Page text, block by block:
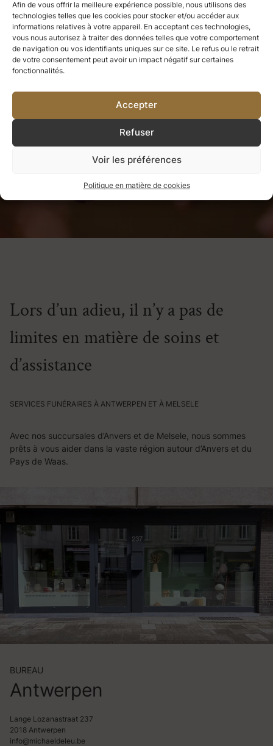
Afin de vous offrir la meilleure expérience possible, nous utilisons des
technologies telles que les cookies pour stocker et/ou accéder aux
informations relatives à votre appareil. En acceptant ces technologies,
vous nous autorisez à traiter des données telles que votre comportement
de navigation ou vos identifiants uniques sur ce site. Le refus ou le retrait
de votre consentement peut avoir un impact négatif sur certaines
fonctionnalités.
Accepter
Refuser
Voir les préférences
Politique en matière de cookies
Ce que nous avons apprécié, nous
ne pouvons jamais le perdre.Tout
devient une partie de nous-mêmes.
SERVICES FUNÉRAIRES À ANTWERPEN ET À MELSELE
Lors d’un adieu, il n’y a pas de
limites en matière de soins et
d’assistance
Avec nos succursales d’Anvers et de Melsele, nous sommes
prêts à vous aider dans la vaste région autour d’Anvers et du
Pays de Waas.
BUREAU
Antwerpen
Lange Lozanastraat 237
2018 Antwerpen
info@michaeldeleu.be